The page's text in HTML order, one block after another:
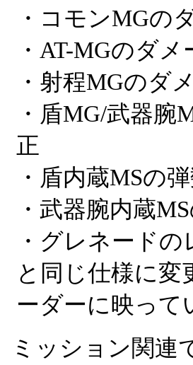
・コモンMGの
・AT-MGのダ
・射程MGのダ
・盾MG/武器
正
・盾内蔵MSの
・武器腕内蔵
・グレネード
と同じ仕様に
ーダーに映って
ミッション関連